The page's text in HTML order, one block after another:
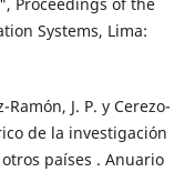
Systems, Lima:
J. P. y Cerezo-
de la investigación
países . Anuario